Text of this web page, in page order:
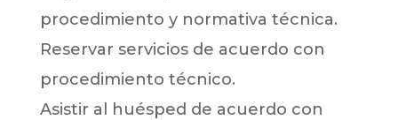
procedimiento y normativa técnica.
Reservar servicios de acuerdo con
procedimiento técnico.
Asistir al huésped de acuerdo con